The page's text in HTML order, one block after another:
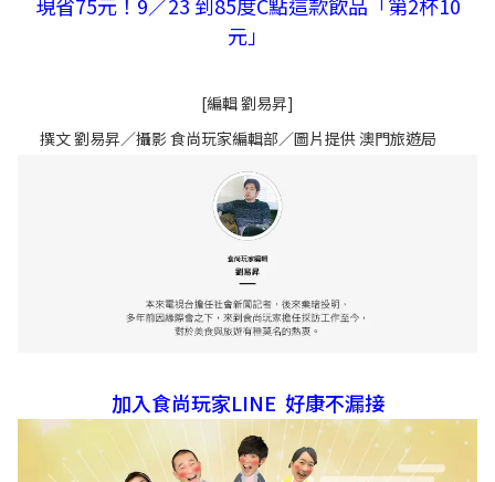
元」
[編輯 劉易昇]
撰文 劉易昇／攝影 食尚玩家編輯部／圖片提供 澳門旅遊局
加入食尚玩家LINE 好康不漏接